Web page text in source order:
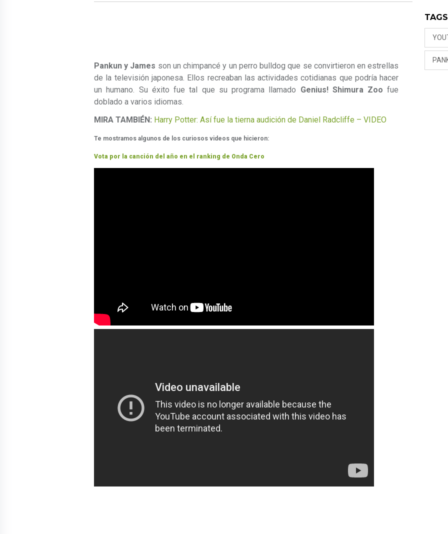
Pankun y James son un chimpancé y un perro bulldog que se convirtieron en estrellas
de la televisión japonesa. Ellos recreaban las actividades cotidianas que podría hacer
un humano. Su éxito fue tal que su programa llamado Genius! Shimura Zoo fue
doblado a varios idiomas.
MIRA TAMBIÉN: Harry Potter: Así fue la tierna audición de Daniel Radcliffe – VIDEO
Te mostramos algunos de los curiosos videos que hicieron:
Vota por la canción del año en el ranking de Onda Cero
TAGS